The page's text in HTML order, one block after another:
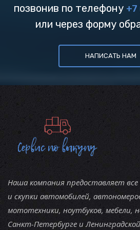
позвонив по телефону
или через форму
НАПИСАТЬ НАМ
Наша компания предоставляет все
и скупки автомобилей,
мототехники, ноутбуков, мебели,
Санкт-Петербурге и